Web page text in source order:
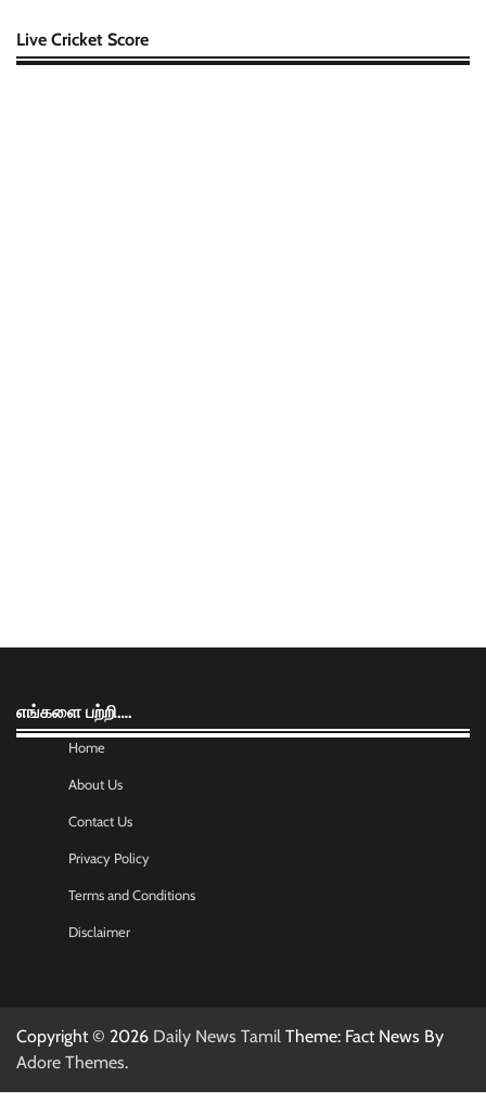
Live Cricket Score
எங்களை பற்றி….
Home
About Us
Contact Us
Privacy Policy
Terms and Conditions
Disclaimer
Copyright © 2026 Daily News Tamil Theme: Fact News By
Adore Themes.